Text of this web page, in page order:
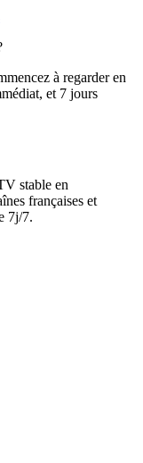
à regarder en
et 7 jours
stable en
françaises et
7j/7.